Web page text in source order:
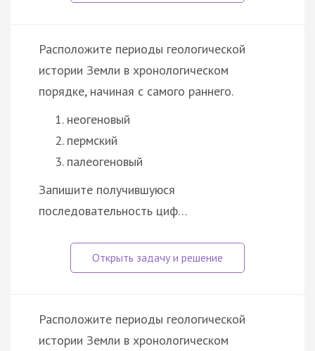
Расположите периоды геологической
истории Земли в хронологическом
порядке, начиная с самого раннего.
неогеновый
пермский
палеогеновый
Запишите получившуюся
последовательность циф…
Расположите периоды геологической
истории Земли в хронологическом